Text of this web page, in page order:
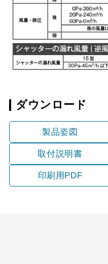
YMKP665-C350 BK
YMKP665-C350 W
YMKP665-C350
SBK
ダウンロード
製品姿図
取付説明書
印刷用PDF